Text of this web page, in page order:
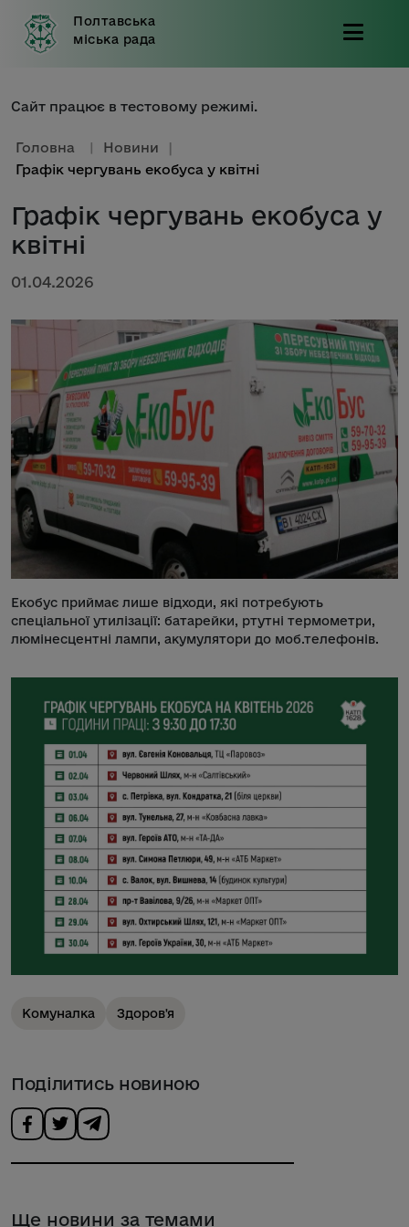
Полтавська
міська рада
Сайт працює в тестовому режимі.
Головна | Новини |
Графік чергувань екобуса у квітні
Графік чергувань екобуса у
квітні
01.04.2026
Екобус приймає лише відходи, які потребують
спеціальної утилізації: батарейки, ртутні термометри,
люмінесцентні лампи, акумулятори до моб.телефонів.
Комуналка Здоров'я
Поділитись новиною
Ще новини за темами